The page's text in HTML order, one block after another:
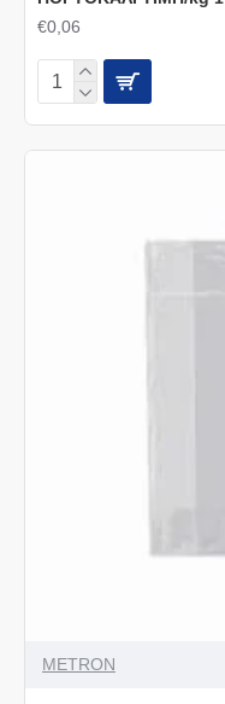
€0,06
METRON